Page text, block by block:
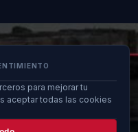
para mejorar tu
aceptar todas las cookies